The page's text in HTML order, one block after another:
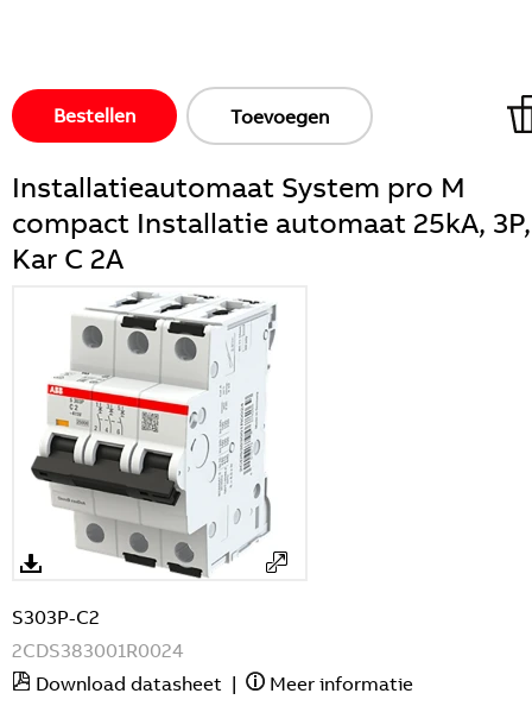
Bestellen Toevoegen
Installatieautomaat System pro M
compact Installatie automaat 25kA, 3P,
Kar C 2A
S303P-C2
2CDS383001R0024
Download datasheet | Meer informatie